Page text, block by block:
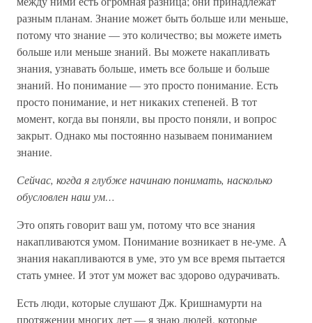
разным планам. Знание может быть больше или меньше,
потому что знание — это количество; вы можете иметь
больше или меньше знаний. Вы можете накапливать
знания, узнавать больше, иметь все больше и больше
знаний. Но понимание — это просто понимание. Есть
просто понимание, и нет никаких степеней. В тот
момент, когда вы поняли, вы просто поняли, и вопрос
закрыт. Однако мы постоянно называем пониманием
знание.
Сейчас, когда я глубже начинаю понимать, насколько
обусловлен наш ум…
Это опять говорит ваш ум, потому что все знания
накапливаются умом. Понимание возникает в не-уме. А
знания накапливаются в уме, это ум все время пытается
стать умнее. И этот ум может вас здорово одурачивать.
Есть люди, которые слушают Дж. Кришнамурти на
протяжении многих лет — я знаю людей, которые